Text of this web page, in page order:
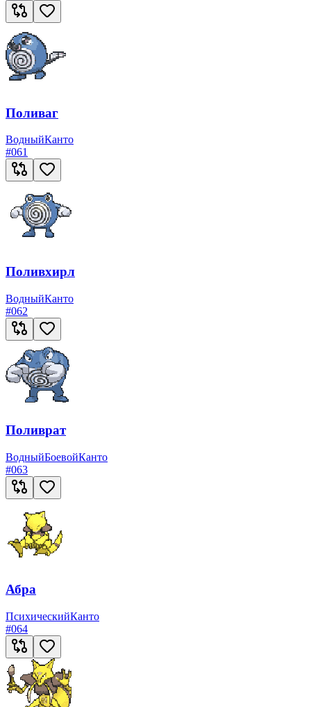
Поливаг
ВодныйКанто
#061
Поливхирл
ВодныйКанто
#062
Поливрат
ВодныйБоевойКанто
#063
Абра
ПсихическийКанто
#064